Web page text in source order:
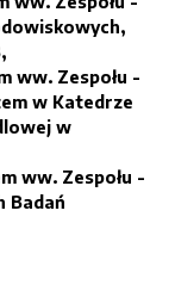
ww. Zespołu -
w Katedrze
w
ww. Zespołu -
Badań